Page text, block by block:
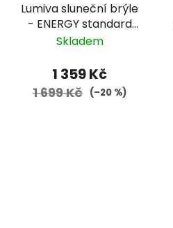
Lumiva sluneční brýle
- ENERGY standard
09006 - průhledná,
Skladem
1 359 Kč
1 699 Kč (–20 %)